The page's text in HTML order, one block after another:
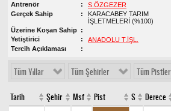
Antrenör
S.ÖZGEZER
Gerçek Sahip
KARACABEY TARIM
İŞLETMELERİ (%100)
Üzerine Koşan Sahip
Yetiştirici
ANADOLU T.İŞL.
Tercih Açıklaması
Tüm Yıllar Tüm Şehirler Tüm Pistler
Tarih Şehir Msf Pist S Derece